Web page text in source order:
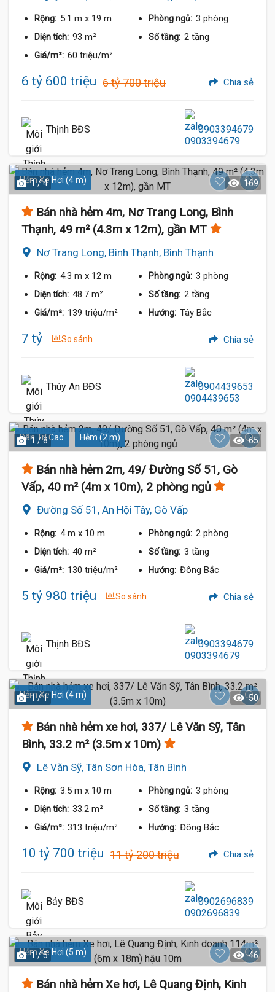
Rộng: 5.1 m x 19 m Phòng ngủ: 3 phòng
Diện tích: 93 m² Số tầng: 2 tầng
Giá/m²: 60 triệu/m²
6 tỷ 600 triệu 6 tỷ 700 triệu Chia sẻ
Thịnh BĐS 0903394679
Hẻm Xe Hơi (4 m)
1 / 4 169
Bán nhà hẻm 4m, Nơ Trang Long, Bình
Thạnh, 49 m² (4.3m x 12m), gần MT
Nơ Trang Long, Bình Thạnh, Bình Thạnh
Rộng: 4.3 m x 12 m Phòng ngủ: 3 phòng
Diện tích: 48.7 m² Số tầng: 2 tầng
Giá/m²: 139 triệu/m² Hướng: Tây Bắc
7 tỷ So sánh Chia sẻ
Thúy An BĐS 0904439653
Dân Trí Cao Hẻm (2 m)
1 / 8 65
Bán nhà hẻm 2m, 49/ Đường Số 51, Gò
Vấp, 40 m² (4m x 10m), 2 phòng ngủ
Đường Số 51, An Hội Tây, Gò Vấp
Rộng: 4 m x 10 m Phòng ngủ: 2 phòng
Diện tích: 40 m² Số tầng: 3 tầng
Giá/m²: 130 triệu/m² Hướng: Đông Bắc
5 tỷ 980 triệu So sánh Chia sẻ
Thịnh BĐS 0903394679
Hẻm Xe Hơi (4 m)
1 / 1 50
Bán nhà hẻm xe hơi, 337/ Lê Văn Sỹ, Tân
Bình, 33.2 m² (3.5m x 10m)
Lê Văn Sỹ, Tân Sơn Hòa, Tân Bình
Rộng: 3.5 m x 10 m Phòng ngủ: 3 phòng
Diện tích: 33.2 m² Số tầng: 3 tầng
Giá/m²: 313 triệu/m² Hướng: Đông Bắc
10 tỷ 700 triệu 11 tỷ 200 triệu Chia sẻ
Bảy BĐS 0902696839
Hẻm Xe Hơi (5 m)
1 / 5 46
Bán nhà hẻm Xe hơi, Lê Quang Định, Kinh